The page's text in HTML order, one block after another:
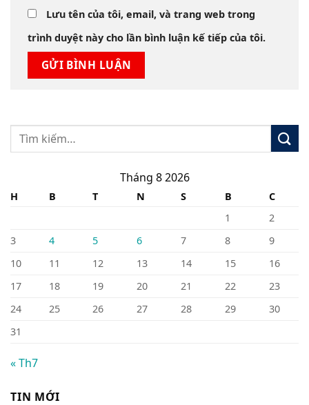
Lưu tên của tôi, email, và trang web trong
trình duyệt này cho lần bình luận kế tiếp của tôi.
Tháng 8 2026
H B T N S B
C
1
2
3
4 5 6 7 8
9
10
11 12 13 14 15
16
17
18 19 20 21 22
23
24
25 26 27 28 29
30
31
« Th7
TIN MỚI